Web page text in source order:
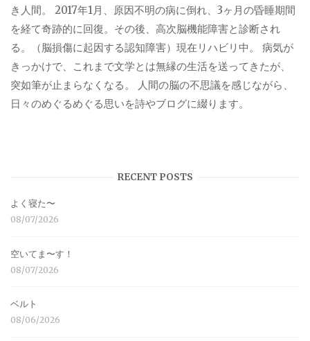
き人間。 2017年1月、原因不明の病に倒れ、3ヶ月の昏睡期間
を経て奇跡的に回復。その後、高次脳機能障害と診断され
る。（脳損傷に起因する認知障害）現在リハビリ中。 病気が
きっかけで、これまで文学とは無縁の生活を送ってきたが、
突如筆が止まらなくなる。 人間の脳の不思議を感じながら、
日々のめぐるめぐる思いを詩やブログに綴ります。
RECENT POSTS
よく寝た〜
08/07/2026
空いてま〜す！
08/07/2026
ベルト
08/06/2026